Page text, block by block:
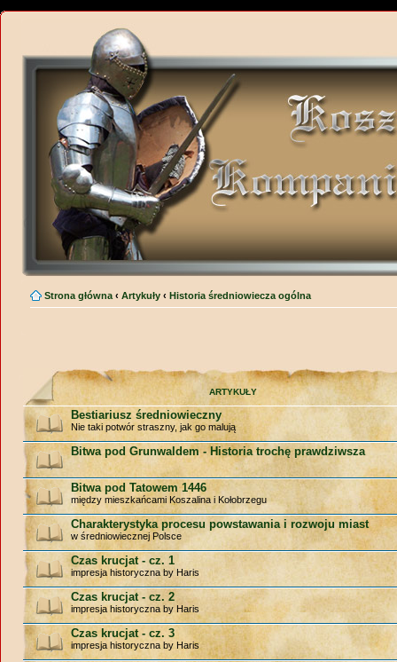
Strona główna ‹ Artykuły ‹ Historia średniowiecza ogólna
ARTYKUŁY
Bestiariusz średniowieczny
Nie taki potwór straszny, jak go malują
Bitwa pod Grunwaldem - Historia trochę prawdziwsza
Bitwa pod Tatowem 1446
między mieszkańcami Koszalina i Kołobrzegu
Charakterystyka procesu powstawania i rozwoju miast
w średniowiecznej Polsce
Czas krucjat - cz. 1
impresja historyczna by Haris
Czas krucjat - cz. 2
impresja historyczna by Haris
Czas krucjat - cz. 3
impresja historyczna by Haris